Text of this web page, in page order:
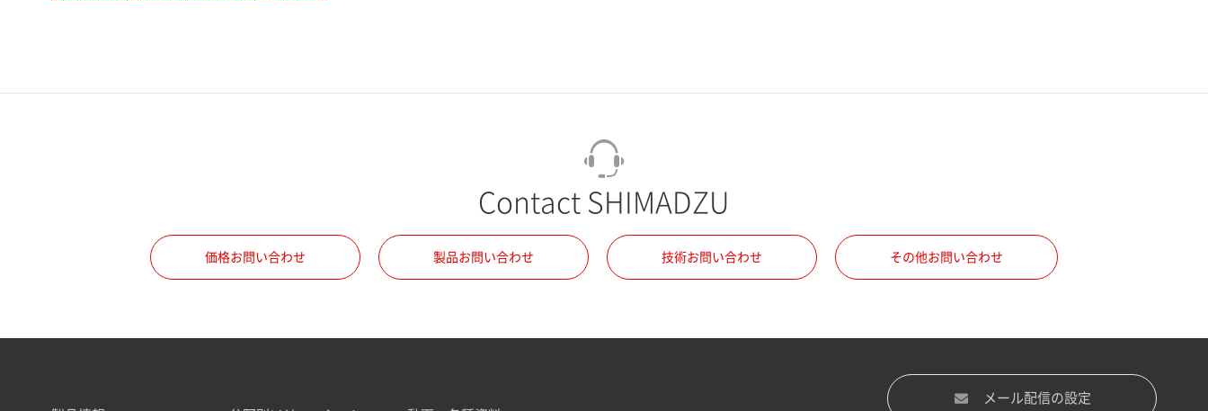
Contact SHIMADZU
価格お問い合わせ 製品お問い合わせ 技術お問い合わせ その他お問い合わせ
メール配信の設定